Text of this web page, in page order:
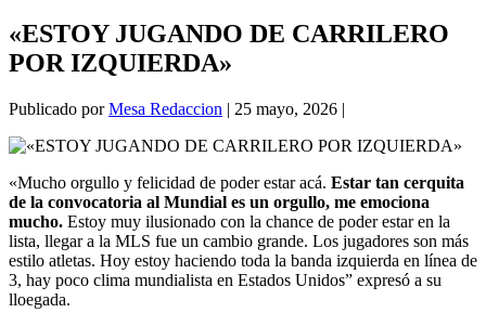
«ESTOY JUGANDO DE CARRILERO
POR IZQUIERDA»
Publicado porMesa Redaccion | 25 mayo, 2026 |
«Mucho orgullo y felicidad de poder estar acá. Estar tan cerquita
de la convocatoria al Mundial es un orgullo, me emociona
mucho. Estoy muy ilusionado con la chance de poder estar en la
lista, llegar a la MLS fue un cambio grande. Los jugadores son más
estilo atletas. Hoy estoy haciendo toda la banda izquierda en línea de
3, hay poco clima mundialista en Estados Unidos” expresó a su
lloegada.